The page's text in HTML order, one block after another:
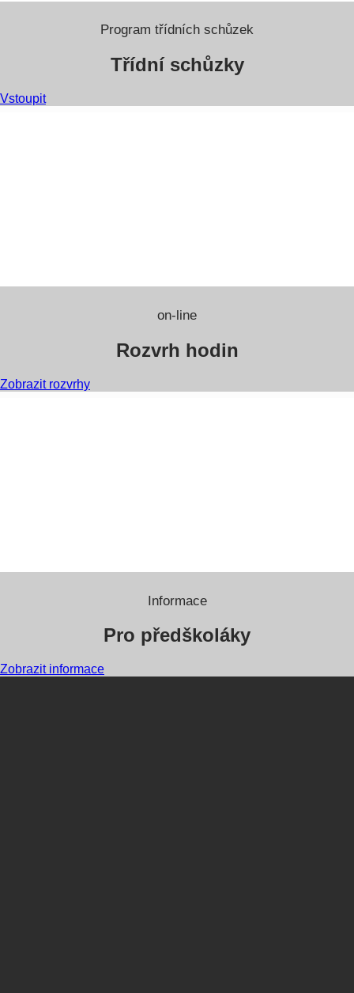
Program třídních schůzek
Třídní schůzky
Vstoupit
on-line
Rozvrh hodin
Zobrazit rozvrhy
Informace
Pro předškoláky
Zobrazit informace